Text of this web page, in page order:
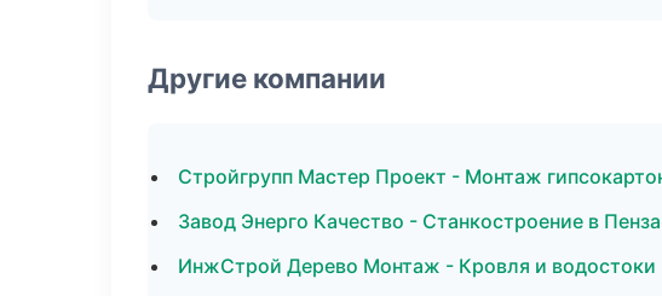
Другие компании
Стройгрупп Мастер Проект - Монтаж
Завод Энерго Качество - Станкостроение в Пенза
ИнжСтрой Дерево Монтаж - Кровля и водостоки